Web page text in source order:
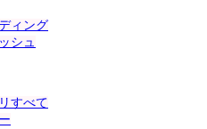
ィング
シュ
すべて